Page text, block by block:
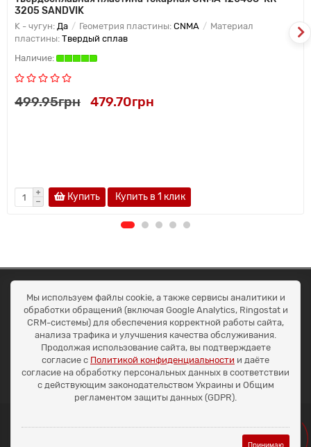
3205 SANDVIK
K - чугун: Да Геометрия пластины: CNMA
Материал
пластины: Твердый сплав
499.95грн 479.70грн
Купить Купить в 1 клик
ОКЕАН ТРЕЙД
Договір публичної оферти
Доставка та оплата
Наші контакти
Умови повернення
+38 (099) 452-20-02
+38 (098) 492-20-02
office@ocean.biz.ua
Мы используем файлы cookie, а также сервисы аналитики и
обработки обращений (включая Google Analytics, Ringostat и
CRM-системы) для обеспечения корректной работы сайта,
анализа трафика и улучшения качества обслуживания.
Продолжая использование сайта, вы подтверждаете
согласие с Политикой конфиденциальности и даёте
согласие на обработку персональных данных в соответствии
с действующим законодательством Украины и Общим
регламентом защиты данных (GDPR).
Принимаю